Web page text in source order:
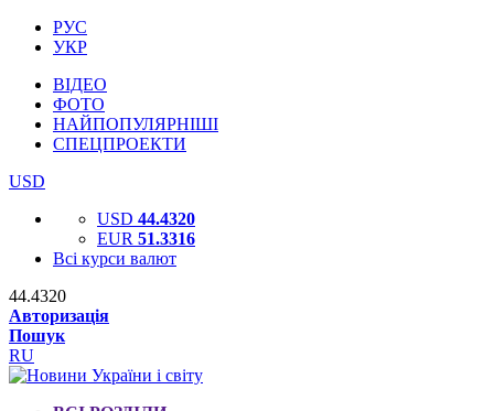
РУС
УКР
ВІДЕО
ФОТО
НАЙПОПУЛЯРНІШІ
СПЕЦПРОЕКТИ
USD
USD 44.4320
EUR 51.3316
Всі курси валют
44.4320
Авторизація
Пошук
RU